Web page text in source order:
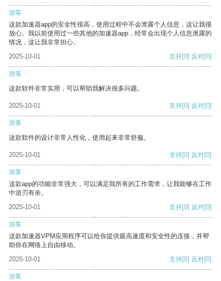
游客
这款加速器app的安全性很高，使用过程中不会泄露个人信息，这让我很
放心。我以前使用过一些其他的加速器app，经常会出现个人信息泄露的
情况，这让我非常担心。
2025-10-01
支持[0] 反对[0]
游客
这款软件非常实用，可以帮助我解决很多问题。
2025-10-01 支持[0] 反对[0]
游客
这款软件的设计非常人性化，使用起来非常舒服。
2025-10-01 支持[0] 反对[0]
游客
这款app的功能非常强大，可以满足我所有的工作需求，让我能够在工作
中游刃有余。
2025-10-01
支持[0] 反对[0]
游客
这款加速器VPM应用程序可以给你提供最高速度和安全性的连接，并帮
助你在网络上自由移动。
2025-10-01
支持[0] 反对[0]
游客